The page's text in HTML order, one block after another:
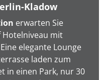
Kladow
erwarten Sie
Hotelniveau mit
elegante Lounge
laden zum
in einen Park, nur 30